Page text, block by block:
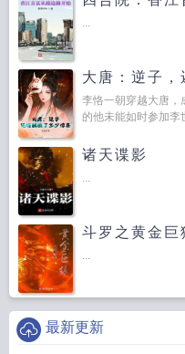
...
大唐：逆子，
李恪一朝穿越大唐，
的他未能如时参加李
诸天谍影
...
斗罗之黄金巨
...
最新更新